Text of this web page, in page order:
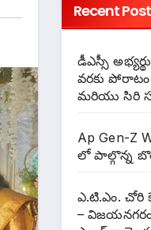
Recent
డీఎస్సీ
వరకు పోరాటం
మరియు సిరి
Ap Gen-Z
లో పాల్గొన్న
ఎ.టి.ఎం. చోరి
–